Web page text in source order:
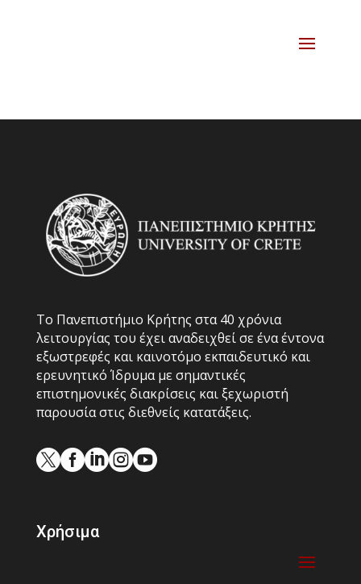
Το Πανεπιστήμιο Κρήτης στα 40 χρόνια
λειτουργίας του έχει αναδειχθεί σε ένα έντονα
εξωστρεφές και καινοτόμο εκπαιδευτικό και
ερευνητικό Ίδρυμα με σημαντικές
επιστημονικές διακρίσεις και ξεχωριστή
παρουσία στις διεθνείς κατατάξεις.

Χρήσιμα